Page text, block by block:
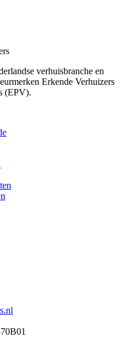
verhuisbranche en
Erkende Verhuizers
(EPV).